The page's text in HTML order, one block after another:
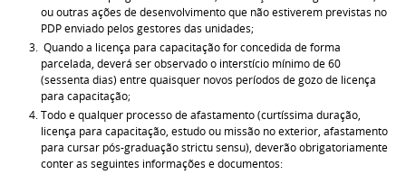
ou outras ações de desenvolvimento que não estiverem previstas no
PDP enviado pelos gestores das unidades;
Quando a licença para capacitação for concedida de forma
parcelada, deverá ser observado o interstício mínimo de 60
(sessenta dias) entre quaisquer novos períodos de gozo de licença
para capacitação;
Todo e qualquer processo de afastamento (curtíssima duração,
licença para capacitação, estudo ou missão no exterior, afastamento
para cursar pós-graduação strictu sensu), deverão obrigatoriamente
conter as seguintes informações e documentos: